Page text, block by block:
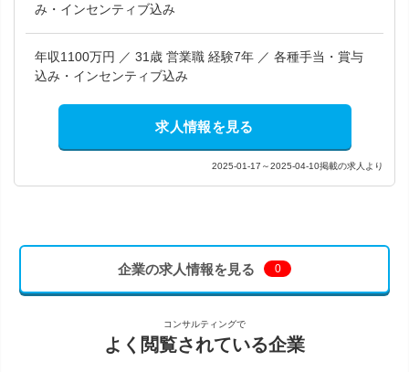
み・インセンティブ込み
年収1100万円 ／ 31歳 営業職 経験7年 ／ 各種手当・賞与
込み・インセンティブ込み
求人情報を見る
2025-01-17～2025-04-10掲載の求人より
企業の求人情報を見る 0
コンサルティングで
よく閲覧されている企業